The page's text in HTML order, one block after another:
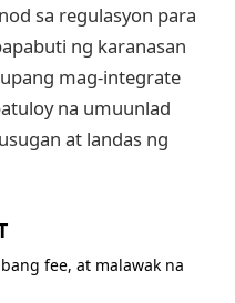
sa regulasyon para
ng karanasan
mag-integrate
na umuunlad
at landas ng
fee, at malawak na